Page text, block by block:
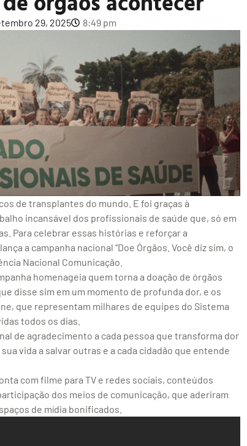
29, 2025 8:49 pm
de transplantes do mundo. E foi graças à
incansável dos profissionais de saúde que, só em
Para celebrar essas histórias e reforçar a
a campanha nacional “Doe Órgãos. Você diz sim, o
Nacional Comunicação.
homenageia quem torna a doação de órgãos
disse sim em um momento de profunda dor, e os
que representam milhares de equipes do Sistema
todos os dias.
de agradecimento a cada pessoa que transforma dor
vida a salvar outras e a cada cidadão que entende
com filme para TV e redes sociais, conteúdos
dos meios de comunicação, que aderiram
de mídia bonificados.